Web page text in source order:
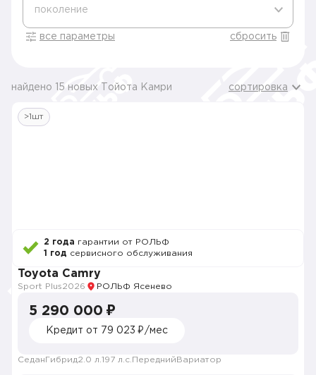
поколение
все параметры сбросить
найдено 15 новых Тойота Камри сортировка
>1шт
2 года гарантии от РОЛЬФ
1 год сервисного обслуживания
Toyota Camry
Sport Plus2026 РОЛЬФ Ясенево
5 290 000 ₽
Кредит от 79 023 ₽/мес
Седан Гибрид2.0 л. 197 л.с. Передний Вариатор